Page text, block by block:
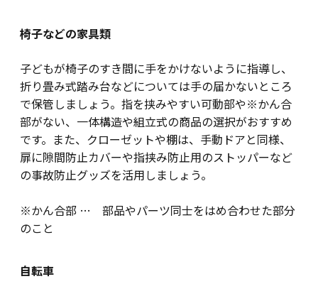
椅子などの家具類
子どもが椅子のすき間に手をかけないように指導し、
折り畳み式踏み台などについては手の届かないところ
で保管しましょう。指を挟みやすい可動部や※かん合
部がない、一体構造や組立式の商品の選択がおすすめ
です。また、クローゼットや棚は、手動ドアと同様、
扉に隙間防止カバーや指挟み防止用のストッパーなど
の事故防止グッズを活用しましょう。
※かん合部 … 部品やパーツ同士をはめ合わせた部分
のこと
自転車